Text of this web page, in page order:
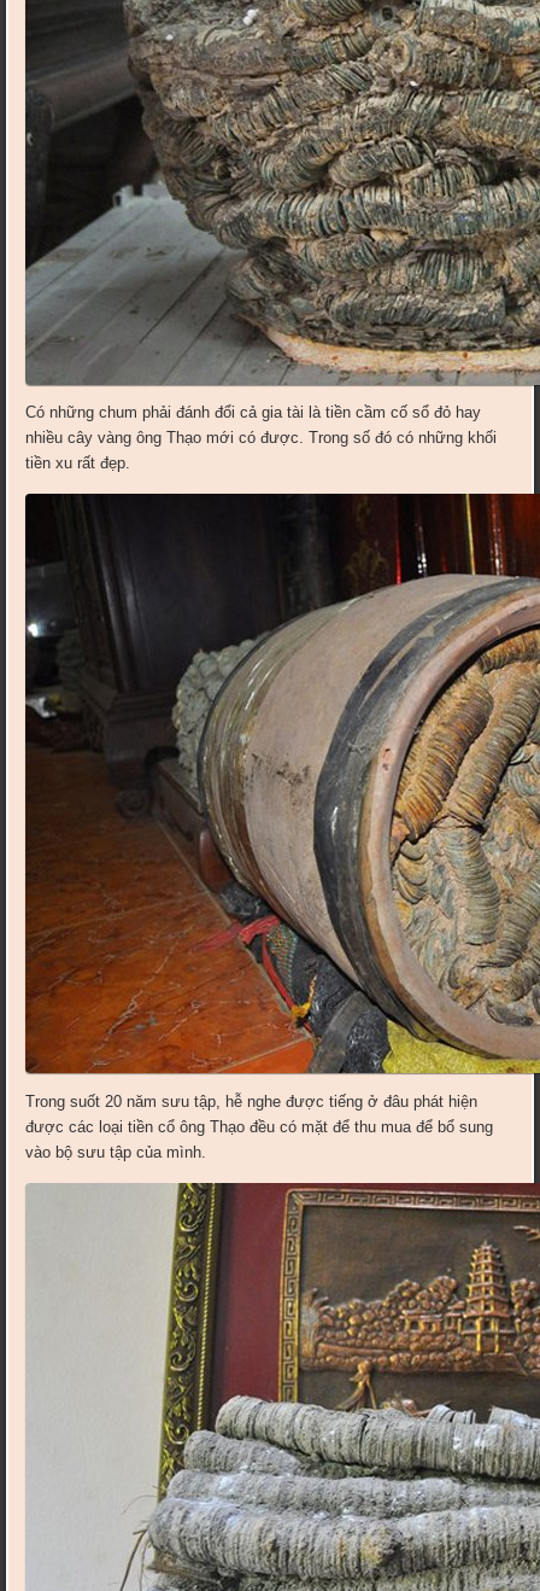
Có những chum phải đánh đổi cả gia tài là tiền cầm cố sổ đỏ hay
nhiều cây vàng ông Thạo mới có được. Trong số đó có những khối
tiền xu rất đẹp.
Trong suốt 20 năm sưu tập, hễ nghe được tiếng ở đâu phát hiện
được các loại tiền cổ ông Thạo đều có mặt để thu mua để bổ sung
vào bộ sưu tập của mình.